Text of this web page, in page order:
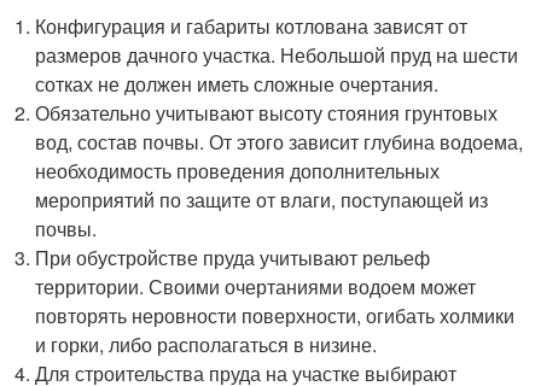
Конфигурация и габариты котлована зависят от
размеров дачного участка. Небольшой пруд на шести
сотках не должен иметь сложные очертания.
Обязательно учитывают высоту стояния грунтовых
вод, состав почвы. От этого зависит глубина водоема,
необходимость проведения дополнительных
мероприятий по защите от влаги, поступающей из
почвы.
При обустройстве пруда учитывают рельеф
территории. Своими очертаниями водоем может
повторять неровности поверхности, огибать холмики
и горки, либо располагаться в низине.
Для строительства пруда на участке выбирают